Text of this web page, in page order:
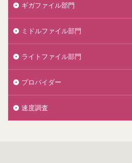
ギガファイル部門
ミドルファイル部門
ライトファイル部門
プロバイダー
速度調査